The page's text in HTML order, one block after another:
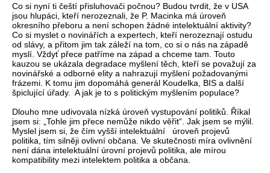
Co si nyní ti čeští přisluhovači počnou? Budou tvrdit, že v USA
jsou hlupáci, kteří nerozeznali, že P. Macinka má úroveň
okresního přeboru a není schopen žádné intelektuální aktivity?
Co si myslet o novinářích a expertech, kteří nerozeznají ostudu
od slávy, a přitom jim tak záleží na tom, co si o nás na západě
myslí. Vždyť přece patříme na západ a chceme tam. Touto
kauzou se ukázala degradace myšlení těch, kteří se považují za
novinářské a odborné elity a nahrazují myšlení požadovanými
frázemi. K tomu jim dopomáhá generál Koudelka, BIS a další
špiclující úřady. A jak je to s politickým myšlením populace?
Dlouho mne udivovala nízká úroveň vystupování politiků. Říkal
jsem si: „Tohle jim přece nemůže nikdo věřit“. Jak jsem se mýlil.
Myslel jsem si, že čím vyšší intelektuální úroveň projevů
politika, tím silněji ovlivní občana. Ve skutečnosti míra ovlivnění
není dána intelektuální úrovní projevů politika, ale mírou
kompatibility mezi intelektem politika a občana.